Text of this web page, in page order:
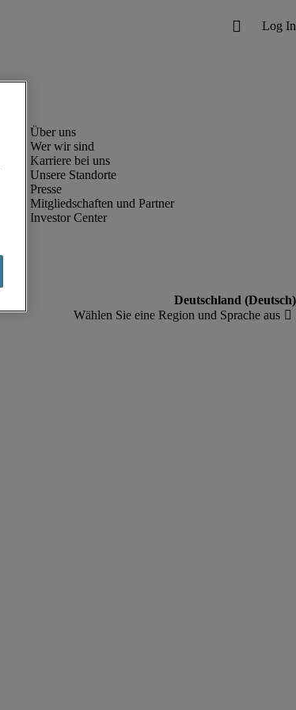
Wer wir sind
Karriere bei uns
Unsere Standorte
Presse
Mitgliedschaften und Partner
Investor Center